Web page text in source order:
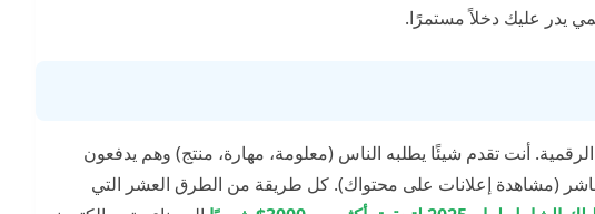
يدر عليك دخلاً مستمرًا.
أنت تقدم شيئًا يطلبه الناس (معلومة، مهارة، منتج) وهم يدفعون
(مشاهدة إعلانات على محتواك). كل طريقة من الطرق العشر التي